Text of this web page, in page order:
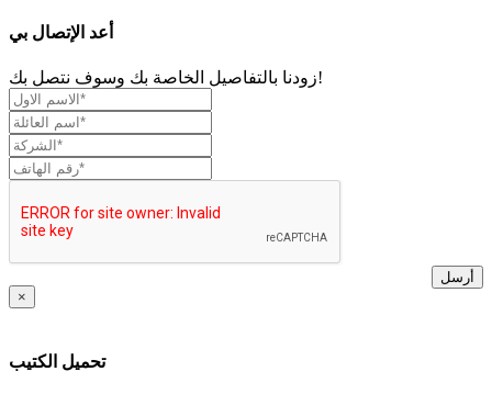
أعد الإتصال بي
زودنا بالتفاصيل الخاصة بك وسوف نتصل بك!
أرسل
×
تحميل الكتيب